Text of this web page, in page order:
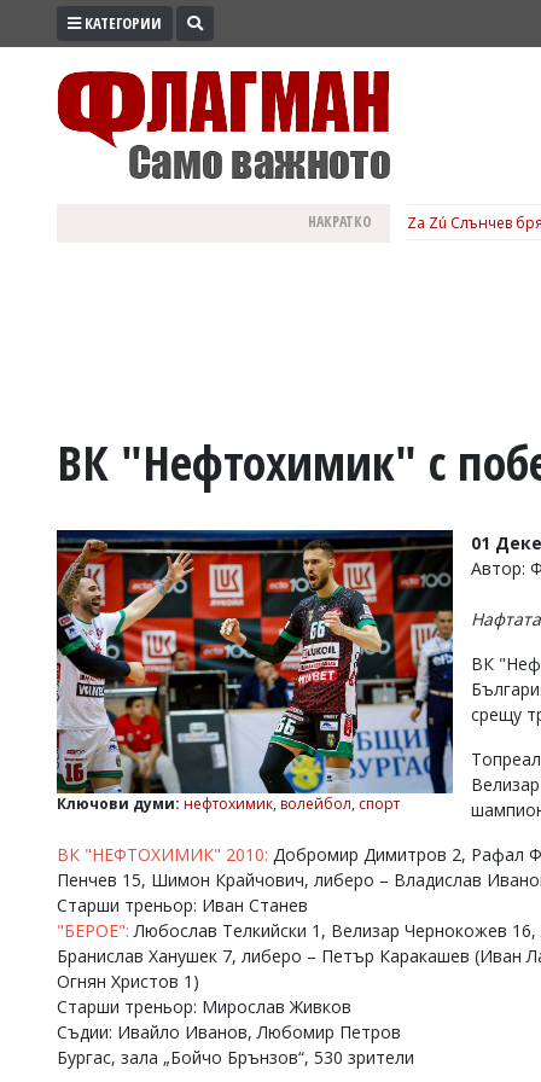
ПРОМО
ВОЙНАТА
УКРАЙНА
СПОРТ
РАЗСЛЕДВАНЕ
БИЗНЕС
Управители:
Веселин
Василев,
v.vasilev@flagman.bg
Касабова,
k.kassabova@flagman.bg
Главен
редактор:
office@flagman.bg
КАТЕГОРИИ
НАКРАТКО Za Zú Слънчев
ВК "Нефтохимик" с
Ключови думи: нефтохимик, волейбол, спорт
01
Автор:
ВК
срещу
ВК "НЕФТОХИМИК" 2010: Добромир Димитров 2, Рафал
Пенчев 15, Шимон Крайчович, либеро – Владислав
Старши треньор: Иван Станев
"БЕРОЕ": Любослав Телкийски 1, Велизар Чернокожев
Бранислав Ханушек 7, либеро – Петър Каракашев (Иван
Огнян Христов 1)
Старши треньор: Мирослав Живков
Съдии: Ивайло Иванов, Любомир Петров
Бургас, зала „Бойчо Брънзов“, 530 зрители